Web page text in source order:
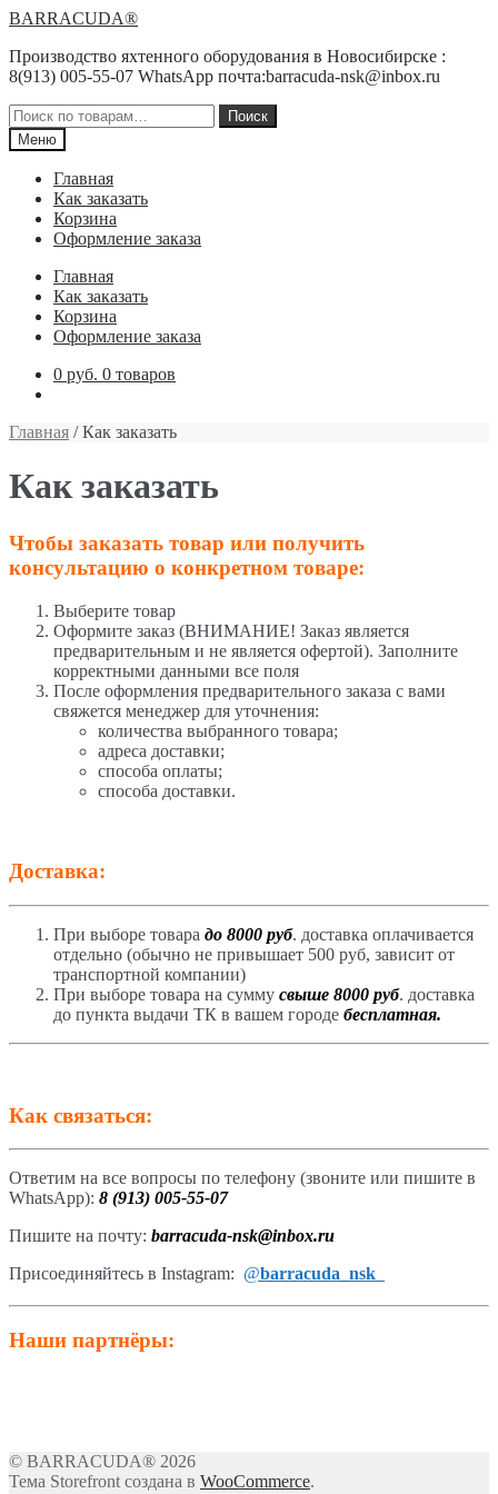
Перейти
навигации
Перейти
содержимому
BARRACUDA®
Производство яхтенного оборудования в Новосибирске :
8(913) 005-55-07 WhatsApp почта:barracuda-nsk@inbox.ru
Искать:
Поиск
Меню
Главная
Как заказать
Корзина
Оформление заказа
Главная
Как заказать
Корзина
Оформление заказа
0 руб. 0 товаров
Главная / Как заказать
Как заказать
Чтобы заказать товар или получить
консультацию о конкретном товаре:
Выберите товар
Оформите заказ (ВНИМАНИЕ! Заказ является
предварительным и не является офертой). Заполните
корректными данными все поля
После оформления предварительного заказа с вами
свяжется менеджер для уточнения:
количества выбранного товара;
адреса доставки;
способа оплаты;
способа доставки.
Доставка:
При выборе товара до 8000 руб. доставка оплачивается
отдельно (обычно не привышает 500 руб, зависит от
транспортной компании)
При выборе товара на сумму свыше 8000 руб. доставка
до пункта выдачи ТК в вашем городе бесплатная.
Как связаться:
Ответим на все вопросы по телефону (звоните или пишите в
WhatsApp): 8 (913) 005-55-07
Пишите на почту: barracuda-nsk@inbox.ru
Присоединяйтесь в Instagram: @barracuda_nsk
Наши партнёры:
© BARRACUDA® 2026
Тема Storefront создана в WooCommerce.